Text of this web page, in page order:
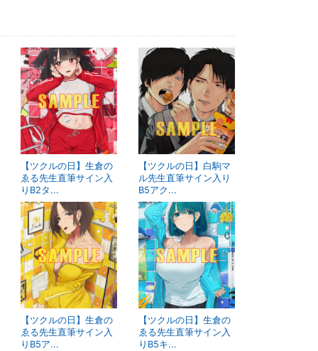
【ツクルの日】生倉の
ゑる先生直筆サイン入
りB2タ...
【ツクルの日】白駒マ
ル先生直筆サイン入り
B5アク...
【ツクルの日】生倉の
ゑる先生直筆サイン入
りB5ア...
【ツクルの日】生倉の
ゑる先生直筆サイン入
りB5キ...